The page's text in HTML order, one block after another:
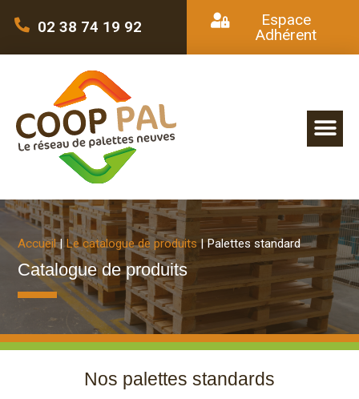
02 38 74 19 92
Espace
Adhérent
Accueil|Le catalogue de produits |Palettes standard
Catalogue de produits
Nos palettes standards